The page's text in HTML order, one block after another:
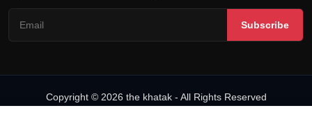
Subscribe
Copyright © 2026 the khatak - All Rights Reserved